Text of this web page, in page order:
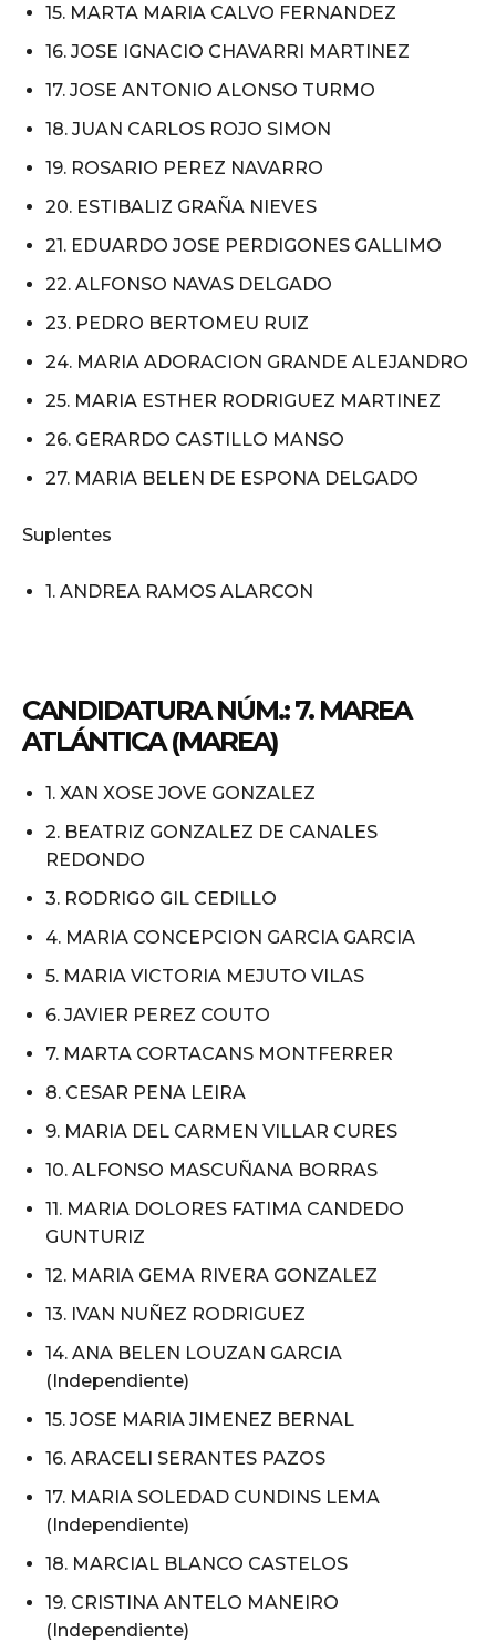
15. MARTA MARIA CALVO FERNANDEZ
16. JOSE IGNACIO CHAVARRI MARTINEZ
17. JOSE ANTONIO ALONSO TURMO
18. JUAN CARLOS ROJO SIMON
19. ROSARIO PEREZ NAVARRO
20. ESTIBALIZ GRAÑA NIEVES
21. EDUARDO JOSE PERDIGONES GALLIMO
22. ALFONSO NAVAS DELGADO
23. PEDRO BERTOMEU RUIZ
24. MARIA ADORACION GRANDE ALEJANDRO
25. MARIA ESTHER RODRIGUEZ MARTINEZ
26. GERARDO CASTILLO MANSO
27. MARIA BELEN DE ESPONA DELGADO
Suplentes
1. ANDREA RAMOS ALARCON
CANDIDATURA NÚM.: 7. MAREA
ATLÁNTICA (MAREA)
1. XAN XOSE JOVE GONZALEZ
2. BEATRIZ GONZALEZ DE CANALES
REDONDO
3. RODRIGO GIL CEDILLO
4. MARIA CONCEPCION GARCIA GARCIA
5. MARIA VICTORIA MEJUTO VILAS
6. JAVIER PEREZ COUTO
7. MARTA CORTACANS MONTFERRER
8. CESAR PENA LEIRA
9. MARIA DEL CARMEN VILLAR CURES
10. ALFONSO MASCUÑANA BORRAS
11. MARIA DOLORES FATIMA CANDEDO
GUNTURIZ
12. MARIA GEMA RIVERA GONZALEZ
13. IVAN NUÑEZ RODRIGUEZ
14. ANA BELEN LOUZAN GARCIA
(Independiente)
15. JOSE MARIA JIMENEZ BERNAL
16. ARACELI SERANTES PAZOS
17. MARIA SOLEDAD CUNDINS LEMA
(Independiente)
18. MARCIAL BLANCO CASTELOS
19. CRISTINA ANTELO MANEIRO
(Independiente)